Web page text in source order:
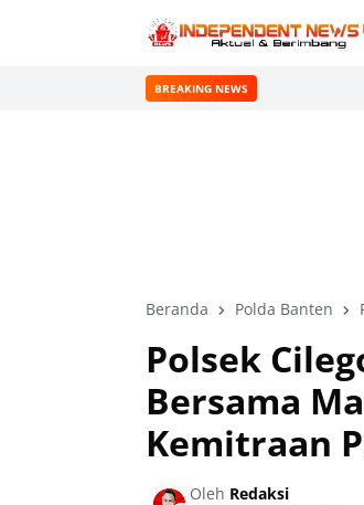
BREAKING NEWS
Beranda Polda Banten
Polsek
Bersama
Kemitraan
Oleh Redaksi